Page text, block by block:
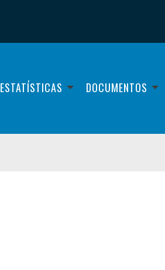
ESTATÍSTICAS DOCUMENTOS